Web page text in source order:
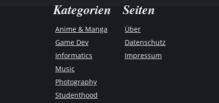
Kategorien
Anime & Manga
Game Dev
Informatics
Music
Photography
Studenthood
Seiten
Über
Datenschutz
Impressum